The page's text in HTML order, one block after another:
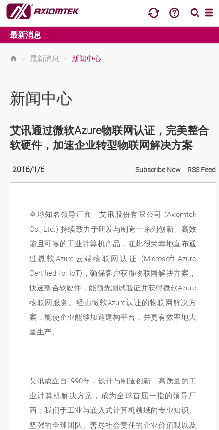
最新消息
> 最新消息 > 新闻中心
新闻中心
艾讯通过微软Azure物联网认证，完美整合
软硬件，加速企业转型物联网解决方案
2016/1/6 Subscribe Now RSS Feed
全球知名领导厂商 - 艾讯股份有限公司 (Axiomtek
Co., Ltd.) 持续致力于研发与制造一系列创新、高效
能且可靠的工业计算机产品，在此很荣幸地宣布通
过微软Azure云端物联网认证 (Microsoft Azure
Certified for IoT)，确保客户获得物联网解决方案，
快速整合软硬件，能预先测试验证并获得微软Azure
物联网服务。经由微软Azure认证的物联网解决方
案，能使企业能够加速建构平台，并更有效率地大
量生产。
艾讯成立自1990年，设计与制造创新、高质量的工
业计算机解决方案，成为全球首屈一指的领导厂
商；我们于工业与嵌入式计算机领域的专业知识、
坚强的全球团队、善尽社会责任的企业价值观以及